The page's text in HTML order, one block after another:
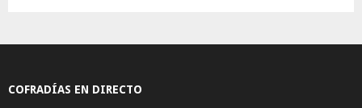
COFRADÍAS EN DIRECTO